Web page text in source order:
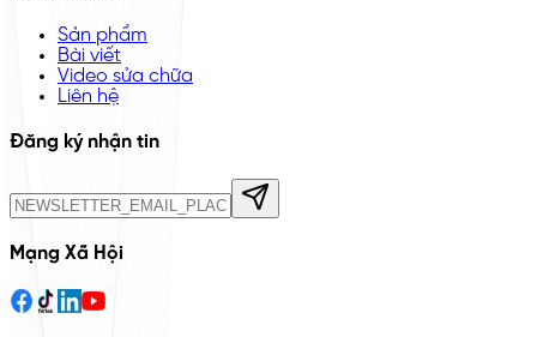
Sản phẩm
Bài viết
Video sửa chữa
Liên hệ
Đăng ký nhận tin
Mạng Xã Hội